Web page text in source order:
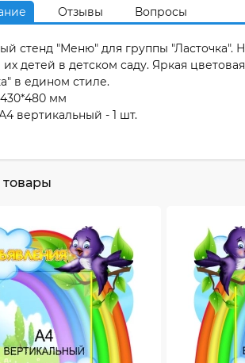
Отзывы Вопросы
стенд "Меню" для группы "Ласточка".
их детей в детском саду. Яркая
в едином стиле.
мм
вертикальный - 1 шт.